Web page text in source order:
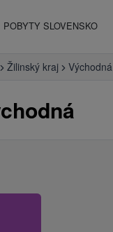
POBYTY SLOVENSKO
Žilinský kraj Východná